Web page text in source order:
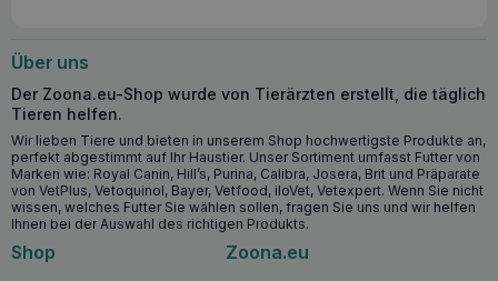
Unterstützung für ein gesundes Darmmikrobiom.
Stärkung des Immunsystems und Unterstützung bei der
Bekämpfung von Krankheitserregern.
Hemmt das Wachstum von pathogenen Bakterien
Verbessert die allgemeine Gesundheit und das
Wohlbefinden des Tieres.
Reguliert die nützliche Mikroflora im Verdauungstrakt
Unterstützt die unspezifische Immunität und verringert
das Risiko von Durchfallerkrankungen.
Über uns
Der Zoona.eu-Shop wurde von Tierärzten erstellt, die täglich
Tieren helfen.
Wir lieben Tiere und bieten in unserem Shop hochwertigste Produkte an,
perfekt abgestimmt auf Ihr Haustier. Unser Sortiment umfasst Futter von
Marken wie: Royal Canin, Hill’s, Purina, Calibra, Josera, Brit und Präparate
von VetPlus, Vetoquinol, Bayer, Vetfood, iloVet, Vetexpert. Wenn Sie nicht
wissen, welches Futter Sie wählen sollen, fragen Sie uns und wir helfen
Ihnen bei der Auswahl des richtigen Produkts.
Shop Zoona.eu